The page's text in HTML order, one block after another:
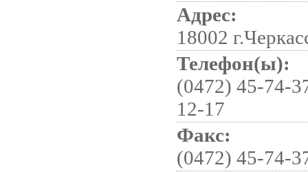
Адрес:
18002
Телефон(ы):
(0472) 45-74-
12-17
Факс:
(0472) 45-74-